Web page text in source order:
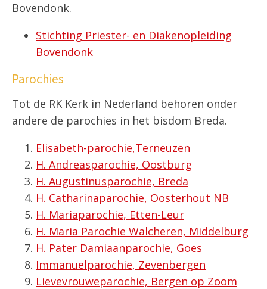
Bovendonk.
Stichting Priester- en Diakenopleiding
Bovendonk
Parochies
Tot de RK Kerk in Nederland behoren onder
andere de parochies in het bisdom Breda.
Elisabeth-parochie,Terneuzen
H. Andreasparochie, Oostburg
H. Augustinusparochie, Breda
H. Catharinaparochie, Oosterhout NB
H. Mariaparochie, Etten-Leur
H. Maria Parochie Walcheren, Middelburg
H. Pater Damiaanparochie, Goes
Immanuelparochie, Zevenbergen
Lievevrouweparochie, Bergen op Zoom